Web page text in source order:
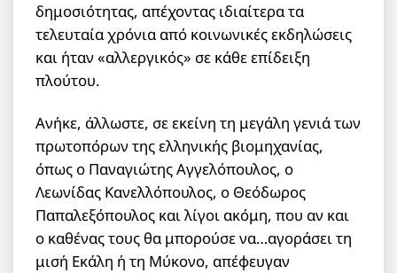
δημοσιότητας, απέχοντας ιδιαίτερα τα
τελευταία χρόνια από κοινωνικές εκδηλώσεις
και ήταν «αλλεργικός» σε κάθε επίδειξη
πλούτου.
Ανήκε, άλλωστε, σε εκείνη τη μεγάλη γενιά των
πρωτοπόρων της ελληνικής βιομηχανίας,
όπως ο Παναγιώτης Αγγελόπουλος, ο
Λεωνίδας Κανελλόπουλος, ο Θεόδωρος
Παπαλεξόπουλος και λίγοι ακόμη, που αν και
ο καθένας τους θα μπορούσε να…αγοράσει τη
μισή Εκάλη ή τη Μύκονο, απέφευγαν